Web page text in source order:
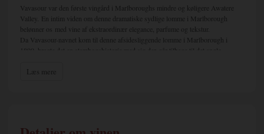
Vavasour var den første vingård i Marlboroughs mindre og køligere Awatere
Valley. En intim viden om denne dramatiske sydlige lomme i Marlborough
belønner os med vine af ekstraordinær elegance, parfume og tekstur.
Da Vavasour-navnet kom til denne afsidesliggende lomme i Marlborough i
1890, bragte det en stambogshistorie med sig der går tilbage til det anglo-
Hundrede år senere plantede Vavasour de første vinstokke i Awatere.
Læs mere